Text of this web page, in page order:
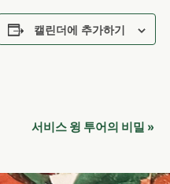
캘린더에 추가하기
서비스 윙 투어의 비밀 »